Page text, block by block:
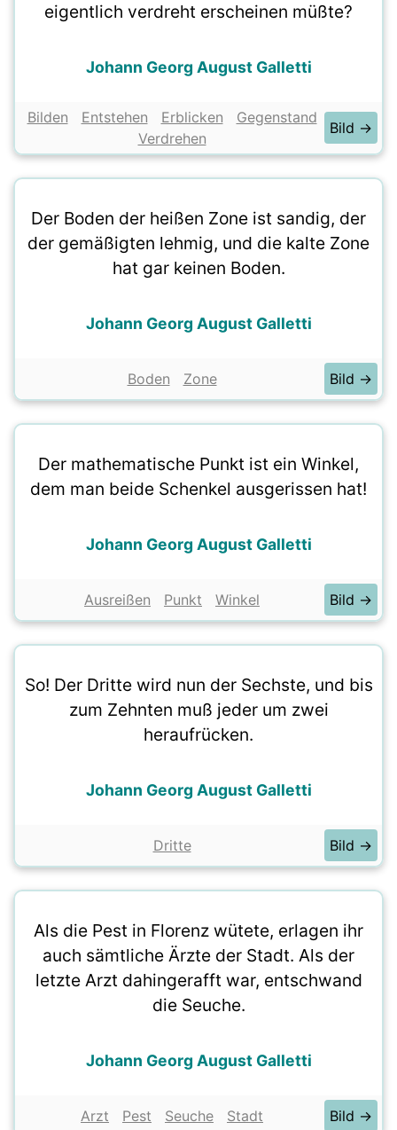
eigentlich verdreht erscheinen müßte?
Johann Georg August Galletti
Bilden Entstehen Erblicken
Gegenstand
Verdrehen
Bild →
Der Boden der heißen Zone ist sandig, der
der gemäßigten lehmig, und die kalte Zone
hat gar keinen Boden.
Johann Georg August Galletti
Boden Zone Bild →
Der mathematische Punkt ist ein Winkel,
dem man beide Schenkel ausgerissen hat!
Johann Georg August Galletti
Ausreißen Punkt Winkel Bild →
So! Der Dritte wird nun der Sechste, und bis
zum Zehnten muß jeder um zwei
heraufrücken.
Johann Georg August Galletti
Dritte Bild →
Als die Pest in Florenz wütete, erlagen ihr
auch sämtliche Ärzte der Stadt. Als der
letzte Arzt dahingerafft war, entschwand
die Seuche.
Johann Georg August Galletti
Arzt Pest Seuche Stadt Bild →